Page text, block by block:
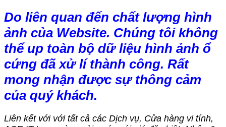
Do liên quan đến chất lượng hình
ảnh của Website. Chúng tôi không
thể up toàn bộ dữ liệu hình ảnh ổ
cứng đã xử lí thành công. Rất
mong nhận được sự thông cảm
của quý khách.
Liên kết với với tất cả các Dịch vụ, Cửa hàng vi tính,